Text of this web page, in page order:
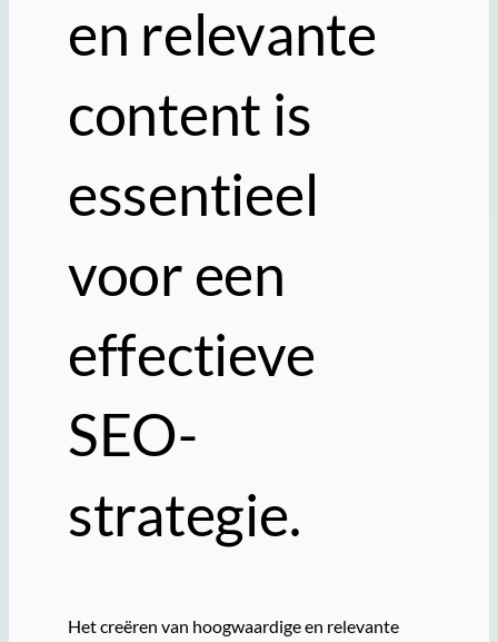
en relevante
content is
essentieel
voor een
effectieve
SEO-
strategie.
Het creëren van hoogwaardige en relevante